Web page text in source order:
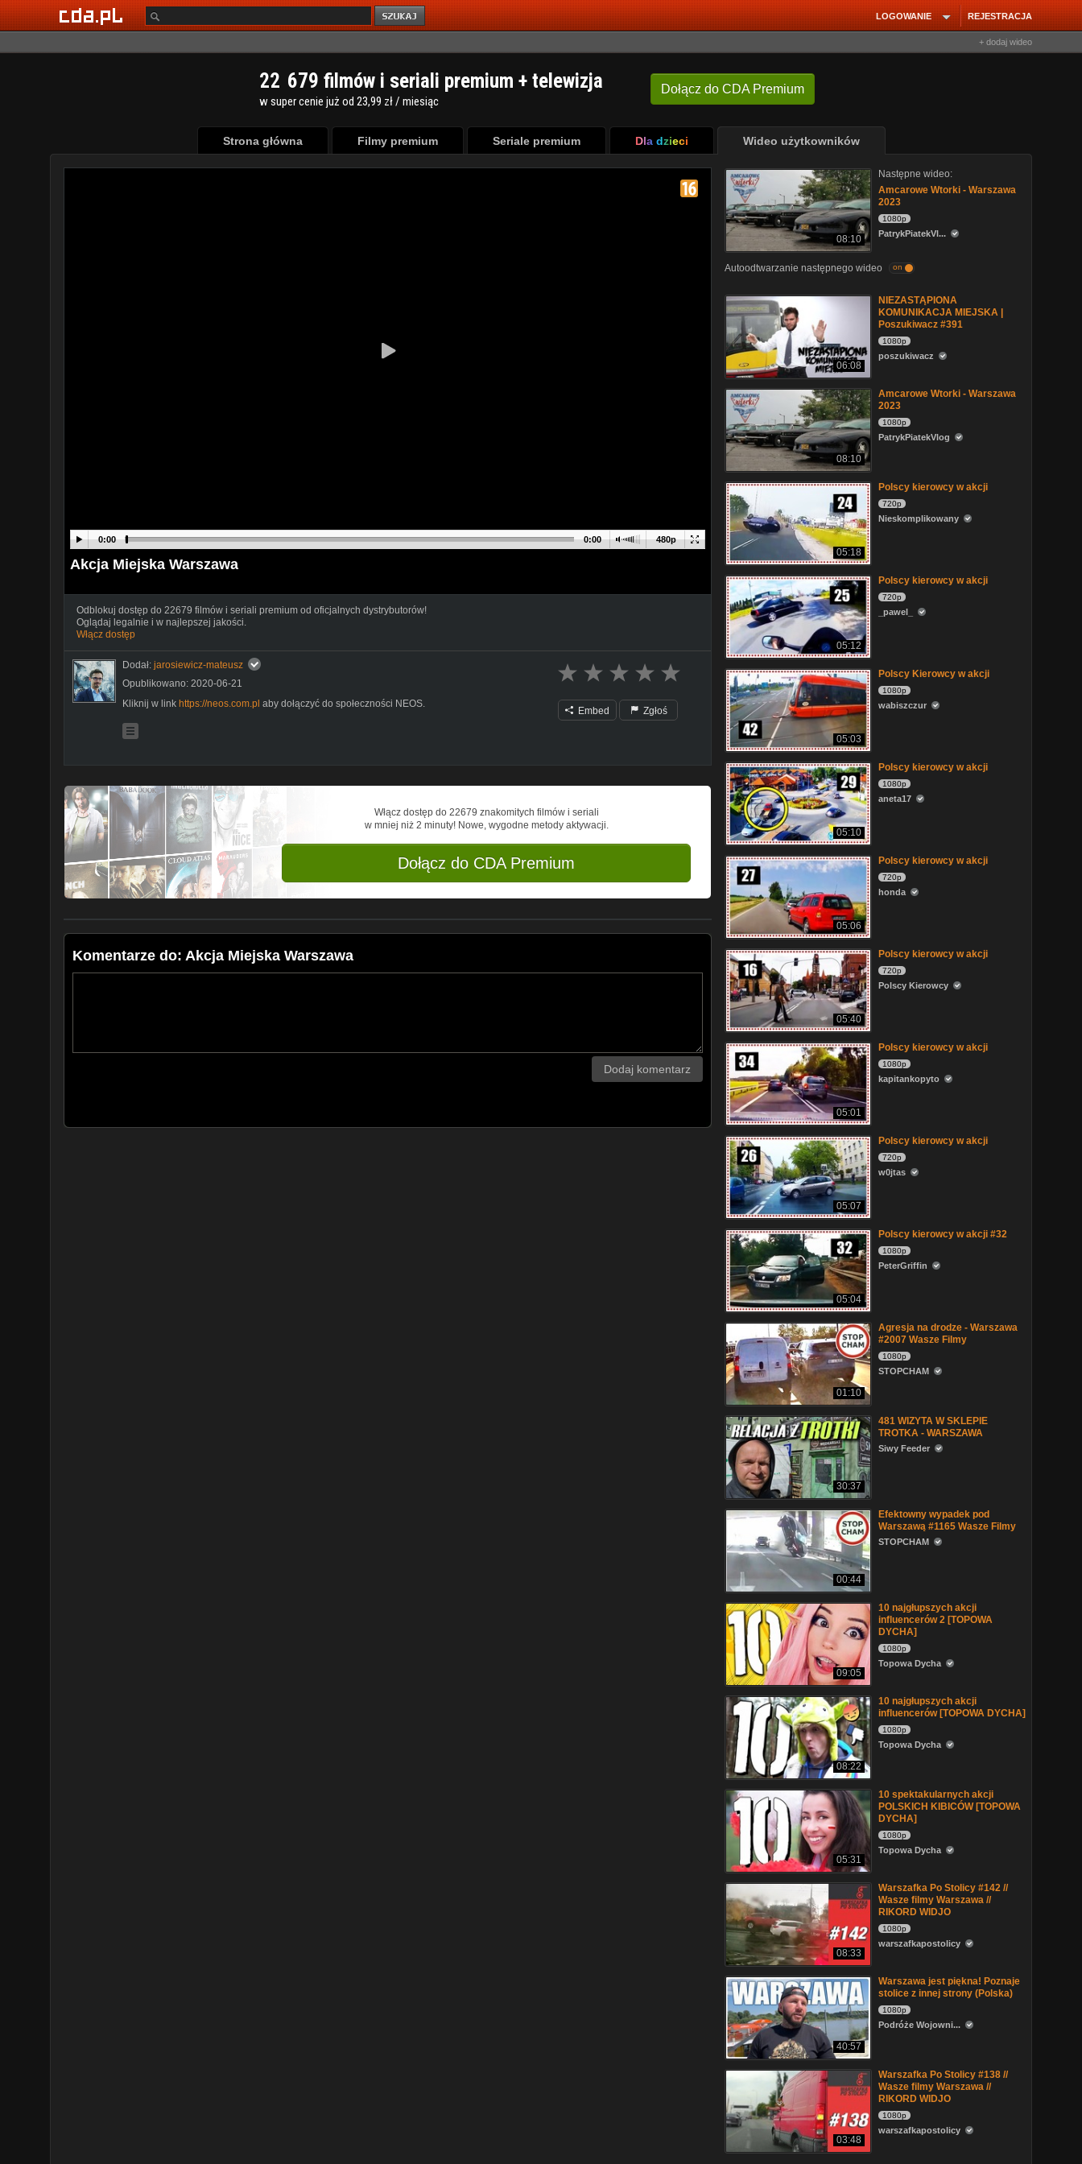
REJESTRACJA
LOGOWANIE
+ dodaj wideo
Dołącz do CDA Premium
22 679 filmów i seriali premium + telewizja
w super cenie już od 23,99 zł / miesiąc
Strona główna Filmy premium Seriale premium Dla dzieci Wideo użytkowników
480p
0:00 0:00
Akcja Miejska Warszawa
Odblokuj dostęp do 22679 filmów i seriali premium od oficjalnych dystrybutorów!
Oglądaj legalnie i w najlepszej jakości.
Włącz dostęp
Dodał: jarosiewicz-mateusz
Opublikowano: 2020-06-21
Kliknij w link https://neos.com.pl aby dołączyć do społeczności NEOS.
Embed Zgłoś
Włącz dostęp do 22679 znakomitych filmów i seriali
w mniej niż 2 minuty! Nowe, wygodne metody aktywacji.
Dołącz do CDA Premium
Komentarze do: Akcja Miejska Warszawa
Dodaj komentarz
08:10
Następne wideo:
Amcarowe Wtorki - Warszawa
2023
1080p
PatrykPiatekVl...
Autoodtwarzanie następnego wideo on
06:08
NIEZASTĄPIONA
KOMUNIKACJA MIEJSKA |
Poszukiwacz #391
1080p
poszukiwacz
08:10
Amcarowe Wtorki - Warszawa
2023
1080p
PatrykPiatekVlog
05:18
Polscy kierowcy w akcji
720p
Nieskomplikowany
05:12
Polscy kierowcy w akcji
720p
_pawel_
05:03
Polscy Kierowcy w akcji
1080p
wabiszczur
05:10
Polscy kierowcy w akcji
1080p
aneta17
05:06
Polscy kierowcy w akcji
720p
honda
05:40
Polscy kierowcy w akcji
720p
Polscy Kierowcy
05:01
Polscy kierowcy w akcji
1080p
kapitankopyto
05:07
Polscy kierowcy w akcji
720p
w0jtas
05:04
Polscy kierowcy w akcji #32
1080p
PeterGriffin
01:10
Agresja na drodze - Warszawa
#2007 Wasze Filmy
1080p
STOPCHAM
30:37
481 WIZYTA W SKLEPIE
TROTKA - WARSZAWA
Siwy Feeder
00:44
Efektowny wypadek pod
Warszawą #1165 Wasze Filmy
STOPCHAM
09:05
10 najgłupszych akcji
influencerów 2 [TOPOWA
DYCHA]
1080p
Topowa Dycha
08:22
10 najgłupszych akcji
influencerów [TOPOWA DYCHA]
1080p
Topowa Dycha
05:31
10 spektakularnych akcji
POLSKICH KIBICÓW [TOPOWA
DYCHA]
1080p
Topowa Dycha
08:33
Warszafka Po Stolicy #142 //
Wasze filmy Warszawa //
RIKORD WIDJO
1080p
warszafkapostolicy
40:57
Warszawa jest piękna! Poznaje
stolice z innej strony (Polska)
1080p
Podróże Wojowni...
03:48
Warszafka Po Stolicy #138 //
Wasze filmy Warszawa //
RIKORD WIDJO
1080p
warszafkapostolicy